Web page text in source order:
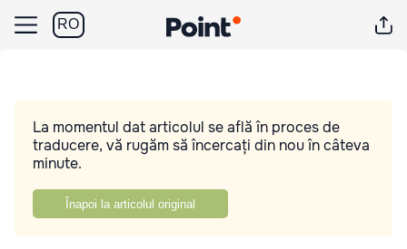
RO
La momentul dat articolul se află în proces de
traducere, vă rugăm să încercați din nou în câteva
minute.
Înapoi la articolul original